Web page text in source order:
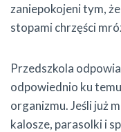
zaniepokojeni tym,
stopami chrzęści
Przedszkola
odpowiednio ku
organizmu. Jeśli już
kalosze, parasolki i